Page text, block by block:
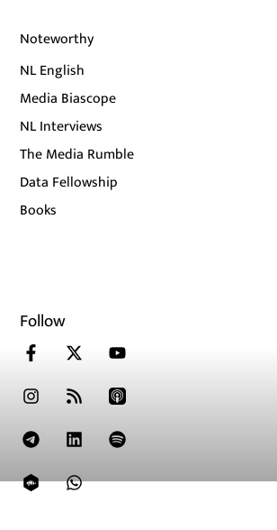
Noteworthy
NL English
Media Biascope
NL Interviews
The Media Rumble
Data Fellowship
Books
Follow